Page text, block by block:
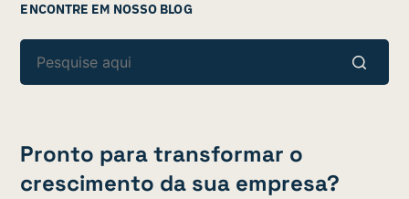
ENCONTRE EM NOSSO BLOG
Pronto para transformar o
crescimento da sua empresa?